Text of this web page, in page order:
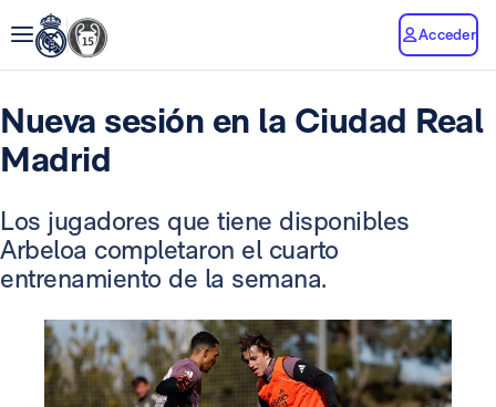
Acceder
Nueva sesión en la Ciudad Real
Madrid
Los jugadores que tiene disponibles
Arbeloa completaron el cuarto
entrenamiento de la semana.